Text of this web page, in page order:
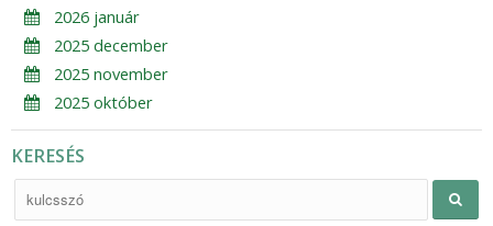
2026 január
2025 december
2025 november
2025 október
KERESÉS